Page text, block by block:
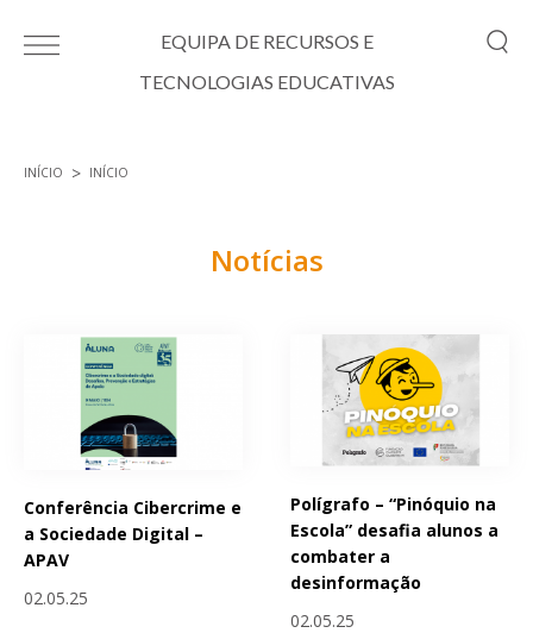
EQUIPA DE RECURSOS E
TECNOLOGIAS EDUCATIVAS
INÍCIO INÍCIO
Notícias
Conferência Cibercrime e
a Sociedade Digital –
APAV
02.05.25
Polígrafo – “Pinóquio na
Escola” desafia alunos a
combater a
desinformação
02.05.25
Páginas